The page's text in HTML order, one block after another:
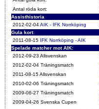
Antal röda kort:
Assisthistoria
2012-02-04AIK - IFK Norrköping
Gula kort
2011-08-15 IFK Norrköping - AIK
Spelade matcher mot AIK:
2012-09-23 Allsvenskan
2012-02-04 Träningsmatch
2011-08-15 Allsvenskan
2010-02-06 Träningsmatch
2009-06-27 Träningsmatch
2009-04-26 Svenska Cupen